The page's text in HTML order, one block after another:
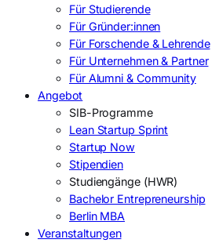
Für Studierende
Für Gründer:innen
Für Forschende & Lehrende
Für Unternehmen & Partner
Für Alumni & Community
Angebot
SIB-Programme
Lean Startup Sprint
Startup Now
Stipendien
Studiengänge (HWR)
Bachelor Entrepreneurship
Berlin MBA
Veranstaltungen